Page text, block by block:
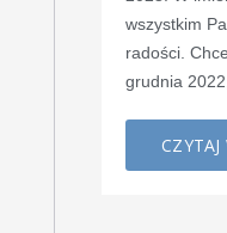
wszystkim
radości.
grudnia
CZYTAJ